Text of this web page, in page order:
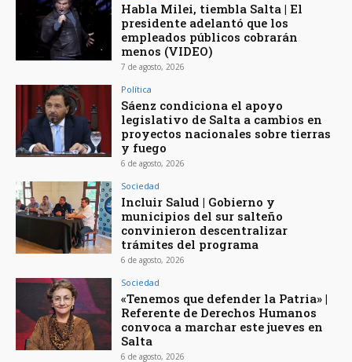
Habla Milei, tiembla Salta | El
presidente adelantó que los
empleados públicos cobrarán
menos (VIDEO)
7 de agosto, 2026
Política
Sáenz condiciona el apoyo
legislativo de Salta a cambios en
proyectos nacionales sobre tierras
y fuego
6 de agosto, 2026
Sociedad
Incluir Salud | Gobierno y
municipios del sur salteño
convinieron descentralizar
trámites del programa
6 de agosto, 2026
Sociedad
«Tenemos que defender la Patria» |
Referente de Derechos Humanos
convoca a marchar este jueves en
Salta
6 de agosto, 2026